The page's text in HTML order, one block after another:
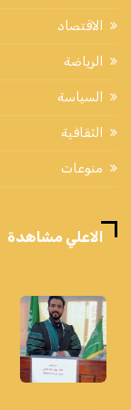
الاقتصاد
الرياضة
السياسة
الثقافية
منوعات
الاعلي مشاهدة